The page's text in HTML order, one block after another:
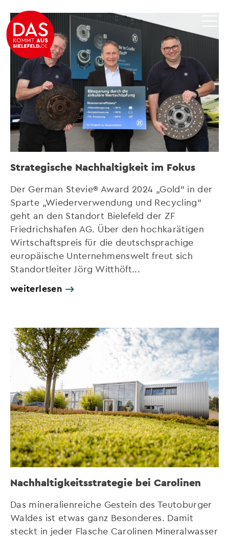
Strategische Nachhaltigkeit im Fokus
Der German Stevie® Award 2024 „Gold“ in der
Sparte „Wiederverwendung und Recycling“
geht an den Standort Bielefeld der ZF
Friedrichshafen AG. Über den hochkarätigen
Wirtschaftspreis für die deutschsprachige
europäische Unternehmenswelt freut sich
Standortleiter Jörg Witthöft...
weiterlesen
Nachhaltigkeitsstrategie bei Carolinen
Das mineralienreiche Gestein des Teutoburger
Waldes ist etwas ganz Besonderes. Damit
steckt in jeder Flasche Carolinen Mineralwasser